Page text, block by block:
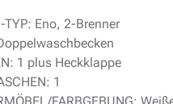
TYP: Eno, 2-Brenner
1 plus Heckklappe
1